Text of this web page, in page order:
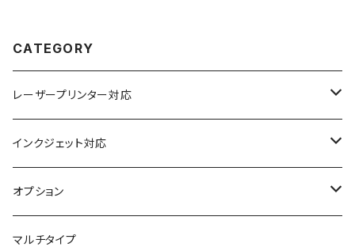
CATEGORY
レーザープリンター対応
上質紙
アート紙
光沢紙
インクジェット対応
コート紙
光沢紙
オプション
簡易印刷
マルチタイプ